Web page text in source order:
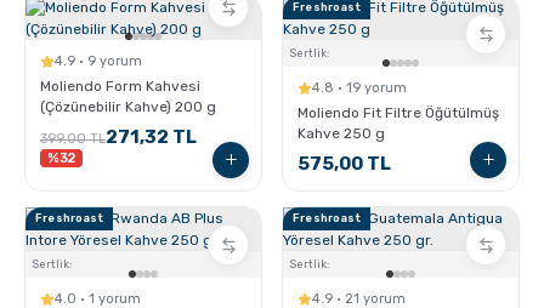
4.9 · 9 yorum
Moliendo Form Kahvesi
(Çözünebilir Kahve) 200 g
399,00 TL271,32 TL
%32
Freshroast
Sertlik:
4.8 · 19 yorum
Moliendo Fit Filtre Öğütülmüş
Kahve 250 g
575,00 TL
Freshroast
Sertlik:
4.0 · 1 yorum
Freshroast
Sertlik:
4.9 · 21 yorum